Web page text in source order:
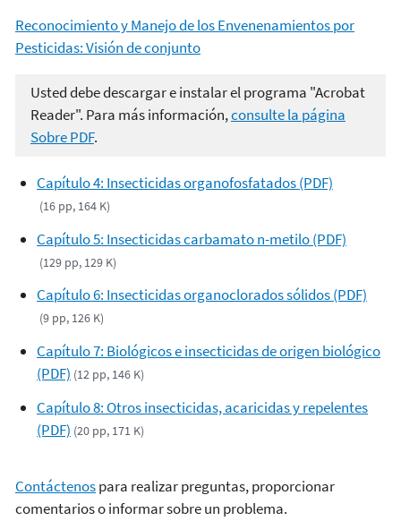
Reconocimiento y Manejo de los Envenenamientos por
Pesticidas: Visión de conjunto
Usted debe descargar e instalar el programa "Acrobat
Reader". Para más información,consulte la página
Sobre PDF.
Capítulo 4: Insecticidas organofosfatados (PDF)
(16 pp, 164 K)
Capítulo 5: Insecticidas carbamato n-metilo (PDF)
(129 pp, 129 K)
Capítulo 6: Insecticidas organoclorados sólidos (PDF)
(9 pp, 126 K)
Capítulo 7: Biológicos e insecticidas de origen biológico
(PDF) (12 pp, 146 K)
Capítulo 8: Otros insecticidas, acaricidas y repelentes
(PDF) (20 pp, 171 K)
Contáctenospara realizar preguntas, proporcionar
comentarios o informar sobre un problema.